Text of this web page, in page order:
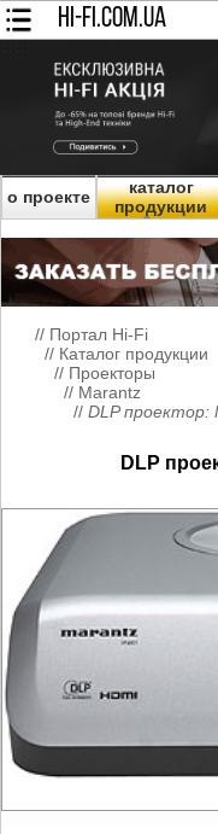
HI-FI.COM.UA
о проекте
каталог
продукции
// Портал Hi-Fi
// Каталог продукции
// Проекторы
// Marantz
// DLP проектор:
DLP